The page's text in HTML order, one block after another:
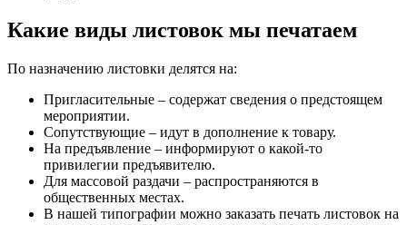
Какие виды листовок мы печатаем
По назначению листовки делятся на:
Пригласительные – содержат сведения о предстоящем
мероприятии.
Сопутствующие – идут в дополнение к товару.
На предъявление – информируют о какой-то
привилегии предъявителю.
Для массовой раздачи – распространяются в
общественных местах.
В нашей типографии можно заказать печать листовок на